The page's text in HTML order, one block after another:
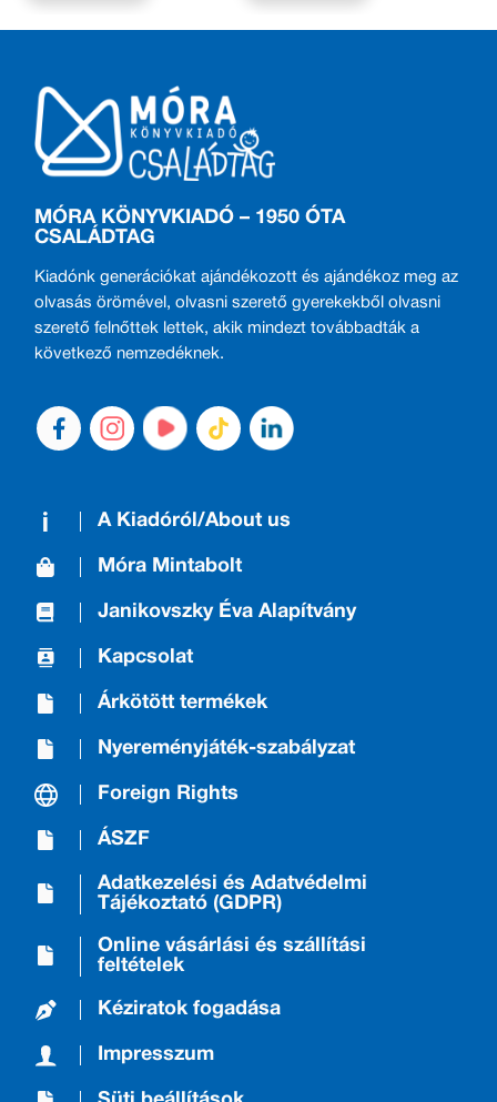
MÓRA KÖNYVKIADÓ – 1950 ÓTA
CSALÁDTAG
Kiadónk generációkat ajándékozott és ajándékoz meg az
olvasás örömével, olvasni szerető gyerekekből olvasni
szerető felnőttek lettek, akik mindezt továbbadták a
következő nemzedéknek.
A Kiadóról/About us
Móra Mintabolt
Janikovszky Éva Alapítvány
Kapcsolat
Árkötött termékek
Nyereményjáték-szabályzat
Foreign Rights
ÁSZF
Adatkezelési és Adatvédelmi
Tájékoztató (GDPR)
Online vásárlási és szállítási
feltételek
Kéziratok fogadása
Impresszum